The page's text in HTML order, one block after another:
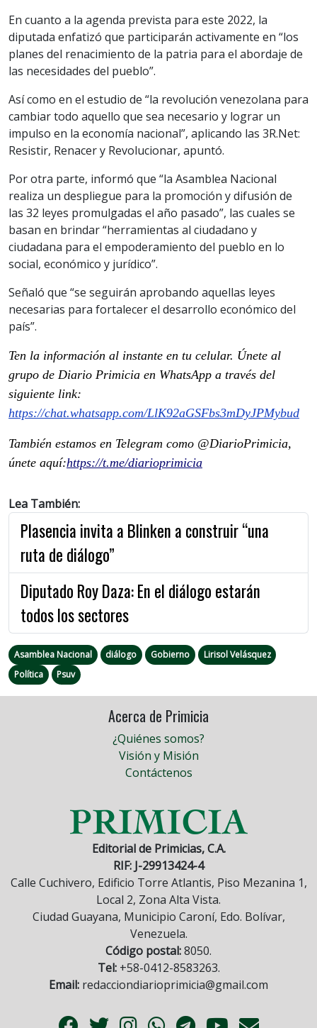
En cuanto a la agenda prevista para este 2022, la
diputada enfatizó que participarán activamente en “los
planes del renacimiento de la patria para el abordaje de
las necesidades del pueblo”.
Así como en el estudio de “la revolución venezolana para
cambiar todo aquello que sea necesario y lograr un
impulso en la economía nacional”, aplicando las 3R.Net:
Resistir, Renacer y Revolucionar, apuntó.
Por otra parte, informó que “la Asamblea Nacional
realiza un despliegue para la promoción y difusión de
las 32 leyes promulgadas el año pasado”, las cuales se
basan en brindar “herramientas al ciudadano y
ciudadana para el empoderamiento del pueblo en lo
social, económico y jurídico”.
Señaló que “se seguirán aprobando aquellas leyes
necesarias para fortalecer el desarrollo económico del
país”.
Ten la información al instante en tu celular. Únete al
grupo de Diario Primicia en WhatsApp a través del
siguiente link:
https://chat.whatsapp.com/LlK92aGSFbs3mDyJPMybud
También estamos en Telegram como @DiarioPrimicia,
únete aquí:https://t.me/diarioprimicia
Lea También:
Plasencia invita a Blinken a construir “una
ruta de diálogo”
Diputado Roy Daza: En el diálogo estarán
todos los sectores
Asamblea Nacional diálogo Gobierno
Lirisol Velásquez
Política
Psuv
Acerca de Primicia
¿Quiénes somos?
Visión y Misión
Contáctenos
Editorial de Primicias, C.A.
RIF: J-29913424-4
Calle Cuchivero, Edificio Torre Atlantis, Piso Mezanina 1,
Local 2, Zona Alta Vista.
Ciudad Guayana, Municipio Caroní, Edo. Bolívar,
Venezuela.
Código postal:8050.
Tel:+58-0412-8583263.
Email: redacciondiarioprimicia@gmail.com